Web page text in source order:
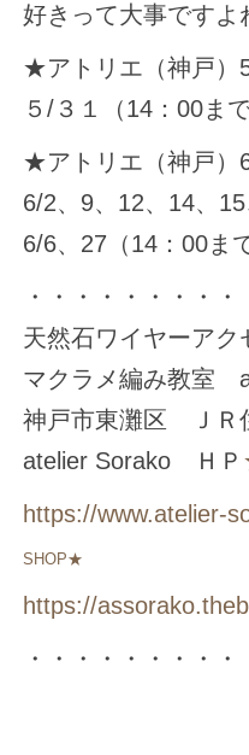
好きって大事ですよ
★アトリエ（神戸
５/３１（14：00まで
★アトリエ（神戸
6/2、9、12、14、
6/6、27（14：00ま
・・・・・・・・
天然石ワイヤーアク
マクラメ編み教室
神戸市東灘区 ＪＲ
atelier Sorako ＨＰ
https://www.atelier-
SHOP★
https://
・・・・・・・・